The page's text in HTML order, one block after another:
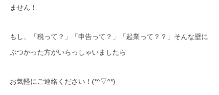
ません！
もし、「税って？」「申告って？」「起業って？？」そんな壁に
ぶつかった方がいらっしゃいましたら
お気軽にご連絡ください！(*^▽^*)